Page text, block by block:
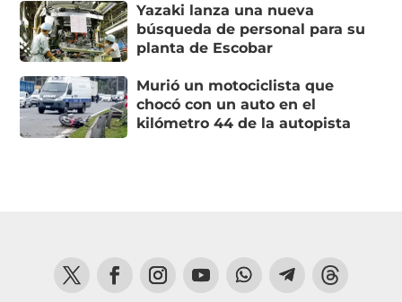
Yazaki lanza una nueva
búsqueda de personal para su
planta de Escobar
Murió un motociclista que
chocó con un auto en el
kilómetro 44 de la autopista